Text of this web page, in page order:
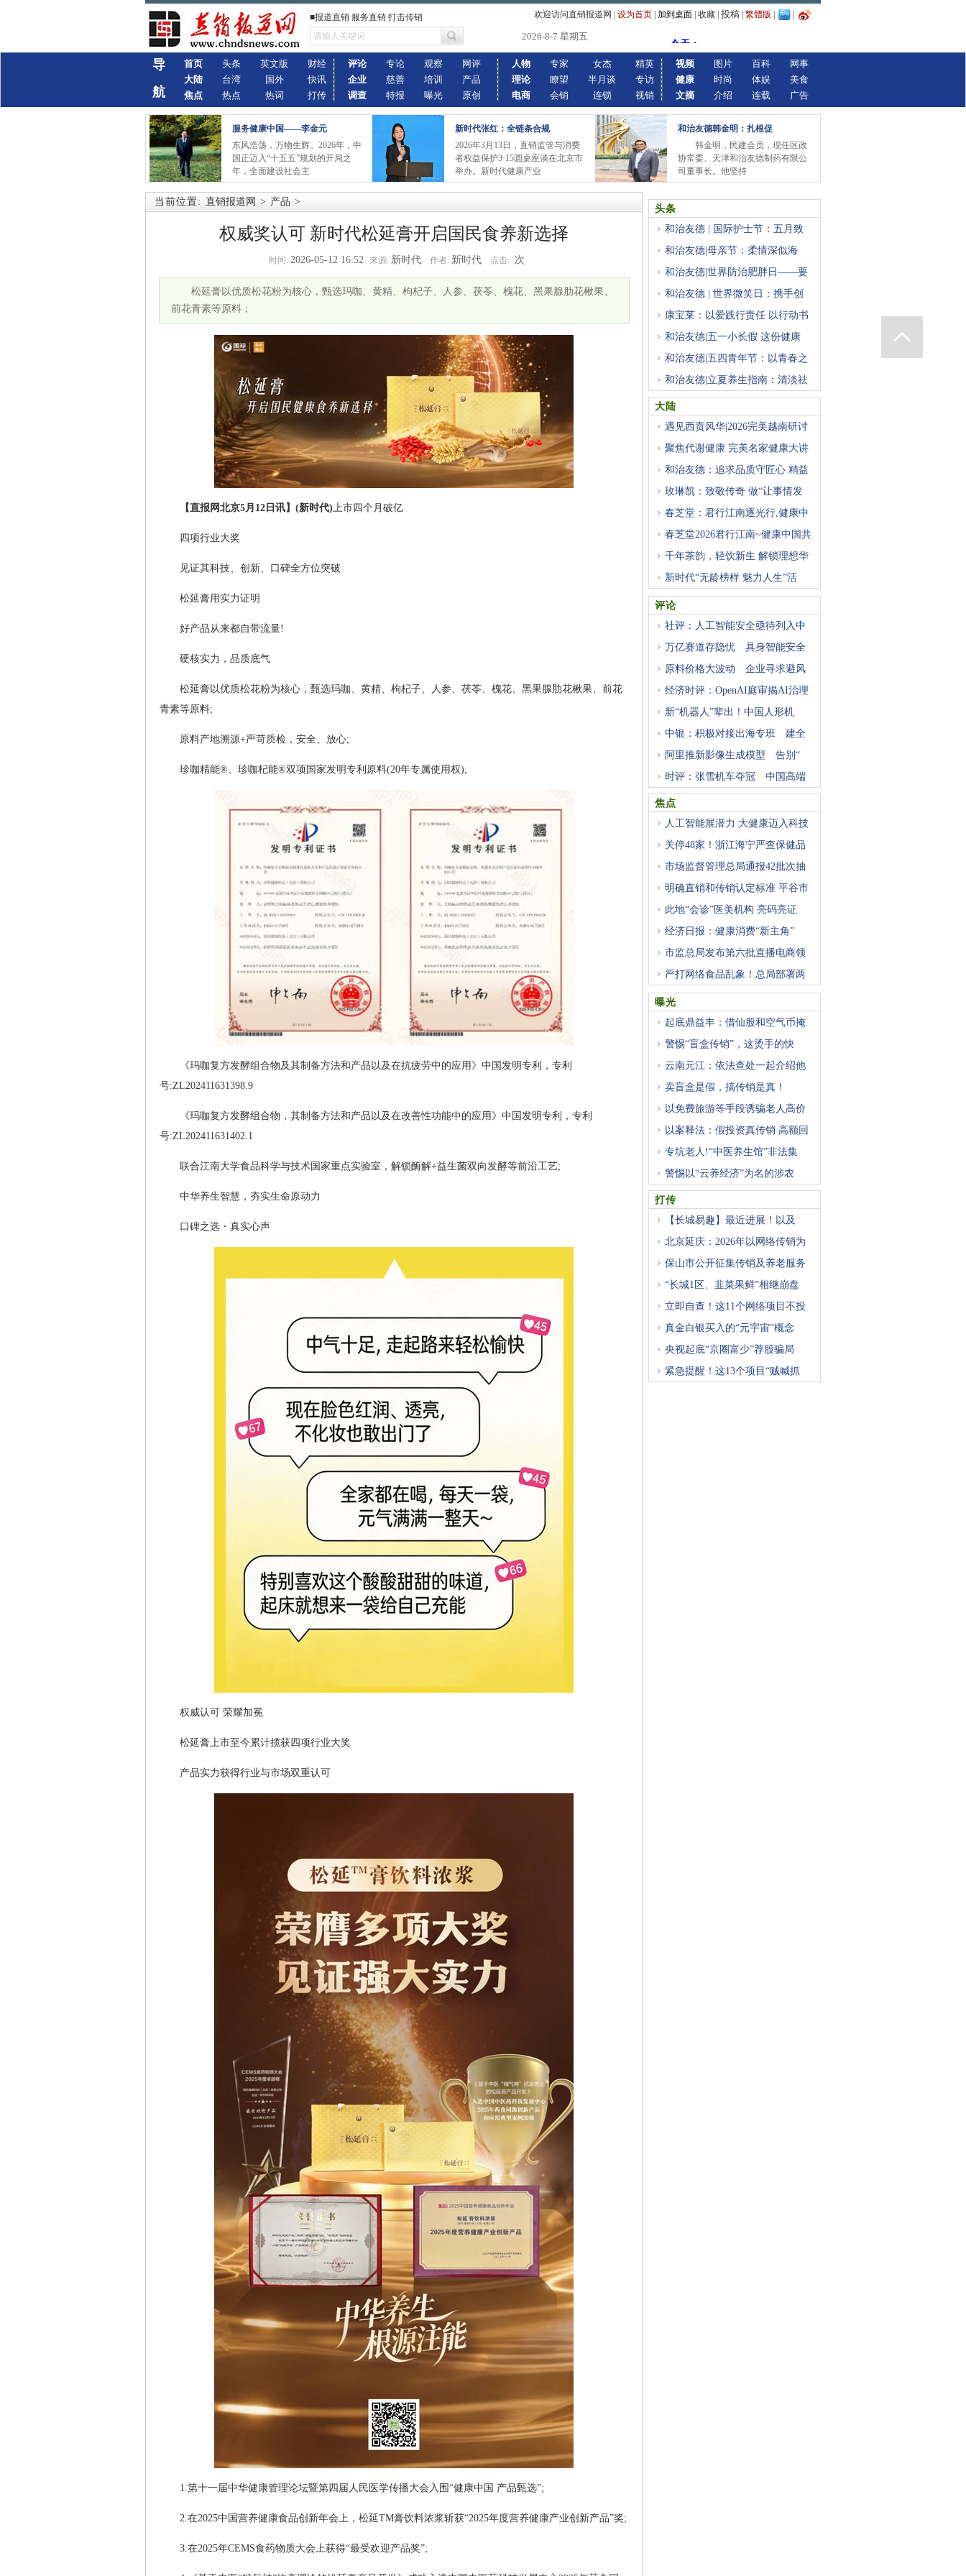
■报道直销 服务直销 打击传销 欢迎访问直销报道网 设为首页 加到桌面 收藏 投稿 繁體版
2026-8-7 星期五
导
航
首页
大陆
焦点
头条
台湾
热点
英文版
国外
热词
财经
快讯
打传
评论
企业
调查
专论
慈善
特报
观察
培训
曝光
网评
产品
原创
人物
理论
电商
专家
瞭望
会销
女杰
半月谈
连锁
精英
专访
视销
视频
健康
文摘
图片
时尚
介绍
百科
体娱
连载
网事
美食
广告
服务健康中国——李金元
东风浩荡，万物生辉。2026年，中
国正迈入“十五五”规划的开局之
年，全面建设社会主
新时代张红：全链条合规
2026年3月13日，直销监管与消费
者权益保护3·15圆桌座谈在北京市
举办。新时代健康产业
和治友德韩金明：扎根促
韩金明，民建会员，现任区政
协常委、天津和治友德制药有限公
司董事长。他坚持
当前位置: 直销报道网 > 产品 >
权威奖认可 新时代松延膏开启国民食养新选择
时间: 2026-05-12 16:52 来源: 新时代 作者: 新时代 点击: 次
松延膏以优质松花粉为核心，甄选玛咖、黄精、枸杞子、人参、茯苓、槐花、黑果腺肋花楸果、
前花青素等原料；
【直报网北京5月12日讯】(新时代)上市四个月破亿
四项行业大奖
见证其科技、创新、口碑全方位突破
松延膏用实力证明
好产品从来都自带流量!
硬核实力，品质底气
松延膏以优质松花粉为核心，甄选玛咖、黄精、枸杞子、人参、茯苓、槐花、黑果腺肋花楸果、前花
青素等原料;
原料产地溯源+严苛质检，安全、放心;
珍咖精能®、珍咖杞能®双项国家发明专利原料(20年专属使用权);
《玛咖复方发酵组合物及其制备方法和产品以及在抗疲劳中的应用》中国发明专利，专利
号:ZL202411631398.9
《玛咖复方发酵组合物，其制备方法和产品以及在改善性功能中的应用》中国发明专利，专利
号:ZL202411631402.1
联合江南大学食品科学与技术国家重点实验室，解锁酶解+益生菌双向发酵等前沿工艺;
中华养生智慧，夯实生命原动力
口碑之选・真实心声
权威认可 荣耀加冕
松延膏上市至今累计揽获四项行业大奖
产品实力获得行业与市场双重认可
1.第十一届中华健康管理论坛暨第四届人民医学传播大会入围“健康中国 产品甄选”;
2.在2025中国营养健康食品创新年会上，松延TM膏饮料浓浆斩获“2025年度营养健康产业创新产品”奖;
3.在2025年CEMS食药物质大会上获得“最受欢迎产品奖”;
头条
和治友德 | 国际护士节：五月致
和治友德|母亲节：柔情深似海
和治友德|世界防治肥胖日——要
和治友德 | 世界微笑日：携手创
康宝莱：以爱践行责任 以行动书
和治友德|五一小长假 这份健康
和治友德|五四青年节：以青春之
和治友德|立夏养生指南：清淡祛
大陆
遇见西贡风华|2026完美越南研讨
聚焦代谢健康 完美名家健康大讲
和治友德：追求品质守匠心 精益
玫琳凯：致敬传奇 做“让事情发
春芝堂：君行江南逐光行,健康中
春芝堂2026君行江南~健康中国共
千年茶韵，轻饮新生 解锁理想华
新时代“无龄榜样 魅力人生”活
评论
社评：人工智能安全亟待列入中
万亿赛道存隐忧 具身智能安全
原料价格大波动 企业寻求避风
经济时评：OpenAI庭审揭AI治理
新“机器人”辈出！中国人形机
中银：积极对接出海专班 建全
阿里推新影像生成模型 告别“
时评：张雪机车夺冠 中国高端
焦点
人工智能展潜力 大健康迈入科技
关停48家！浙江海宁严查保健品
市场监督管理总局通报42批次抽
明确直销和传销认定标准 平谷市
此地“会诊”医美机构 亮码亮证
经济日报：健康消费“新主角”
市监总局发布第六批直播电商领
严打网络食品乱象！总局部署两
曝光
起底鼎益丰：借仙股和空气币掩
警惕“盲盒传销”，这烫手的快
云南元江：依法查处一起介绍他
卖盲盒是假，搞传销是真！
以免费旅游等手段诱骗老人高价
以案释法：假投资真传销 高额回
专坑老人!“中医养生馆”非法集
警惕以“云养经济”为名的涉农
打传
【长城易趣】最近进展！以及
北京延庆：2026年以网络传销为
保山市公开征集传销及养老服务
“长城1区、韭菜果鲜”相继崩盘
立即自查！这11个网络项目不投
真金白银买入的“元宇宙”概念
央视起底“京圈富少”荐股骗局
紧急提醒！这13个项目“贼喊抓